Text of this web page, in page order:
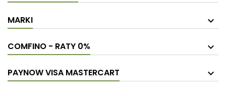
MARKI
COMFINO - RATY 0%
PAYNOW VISA MASTERCART